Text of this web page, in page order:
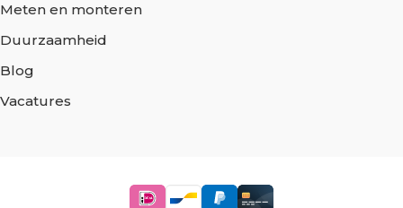
Meten en monteren
Duurzaamheid
Blog
Vacatures